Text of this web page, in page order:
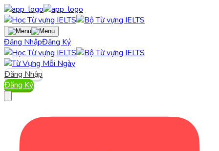
Đăng NhậpĐăng Ký
Đăng Nhập
Đăng Ký